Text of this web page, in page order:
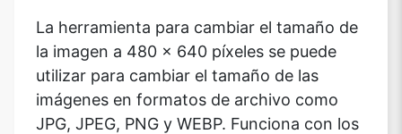
La herramienta para cambiar el tamaño de
la imagen a 480 x 640 píxeles se puede
utilizar para cambiar el tamaño de las
imágenes en formatos de archivo como
JPG, JPEG, PNG y WEBP. Funciona con los